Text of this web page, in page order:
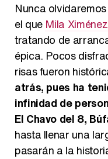
Nunca
el que Mila
tratando de
épica. Pocos
risas fueron
atrás, pues ha
infinidad de
El Chavo del 8,
hasta llenar una
pasarán a la